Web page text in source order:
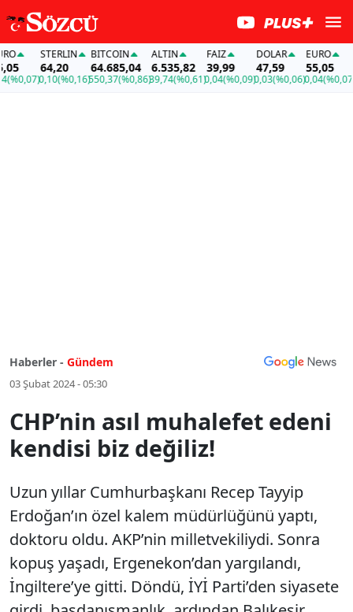
STERLIN
64,20
0,10(%0,16)
BITCOIN
64.685,04
550,37(%0,86)
ALTIN
6.535,82
39,74(%0,61)
FAİZ
39,99
0,04(%0,09)
DOLAR
47,59
0,03(%0,06)
EURO
55,05
0,04(%0,07)0,10
Haberler - Gündem
03 Şubat 2024 - 05:30
CHP’nin asıl muhalefet edeni
kendisi biz değiliz!
Uzun yıllar Cumhurbaşkanı Recep Tayyip
Erdoğan’ın özel kalem müdürlüğünü yaptı,
doktoru oldu. AKP’nin milletvekiliydi. Sonra
kopuş yaşadı, Ergenekon’dan yargılandı,
İngiltere’ye gitti. Döndü, İYİ Parti’den siyasete